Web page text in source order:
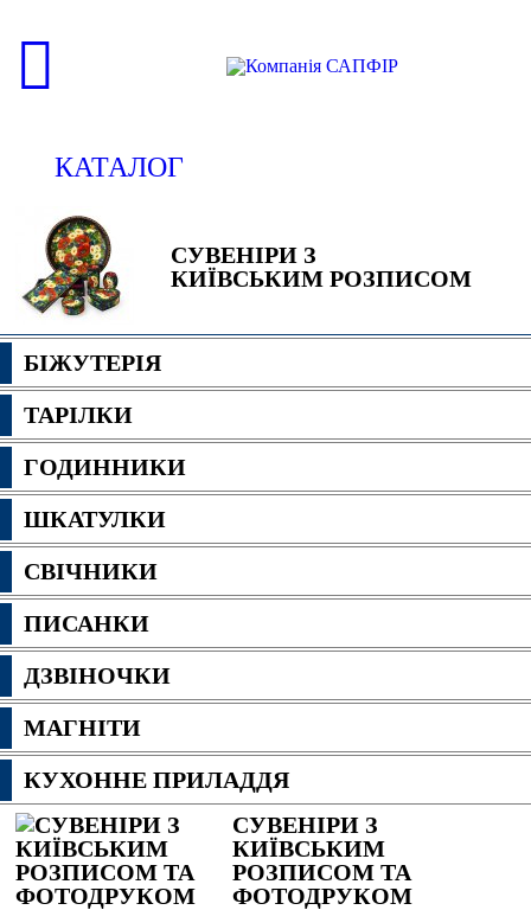
КАТАЛОГ
СУВЕНІРИ З
КИЇВСЬКИМ РОЗПИСОМ
БІЖУТЕРІЯ
ТАРІЛКИ
ГОДИННИКИ
ШКАТУЛКИ
СВІЧНИКИ
ПИСАНКИ
ДЗВІНОЧКИ
МАГНІТИ
КУХОННЕ ПРИЛАДДЯ
СУВЕНІРИ З
КИЇВСЬКИМ
РОЗПИСОМ ТА
ФОТОДРУКОМ